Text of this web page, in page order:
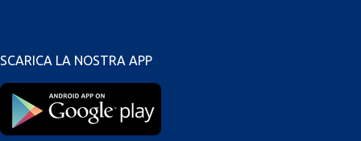
SCARICA LA NOSTRA APP